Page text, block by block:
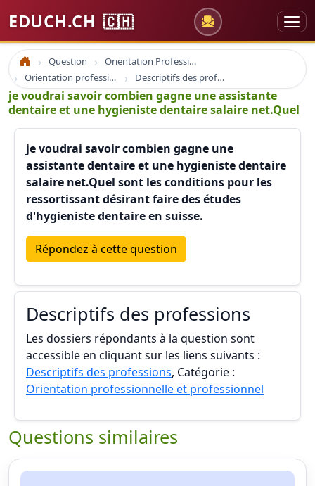
EDUCH.CH 🇨🇭
Accueil Question
Orientation Professionnelle
Orientation professionnelle et professionnel
Descriptifs des professions
je voudrai savoir combien gagne une assistante
dentaire et une hygieniste dentaire salaire net.Quel
je voudrai savoir combien gagne une
assistante dentaire et une hygieniste dentaire
salaire net.Quel sont les conditions pour les
ressortissant désirant faire des études
d'hygieniste dentaire en suisse.
Répondez à cette question
Descriptifs des professions
Les dossiers répondants à la question sont
accessible en cliquant sur les liens suivants :
Descriptifs des professions, Catégorie :
Orientation professionnelle et professionnel
Questions similaires